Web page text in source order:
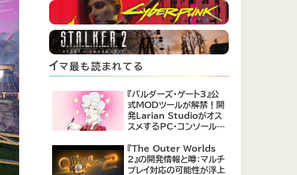
イマ最も読まれてる
『バルダーズ・ゲート3』公
式MODツールが解禁！開
発Larian Studioがオス
スメするPC・コンソール向
『The Outer Worlds
2』の開発情報と噂：マルチ
プレイ対応の可能性が浮上